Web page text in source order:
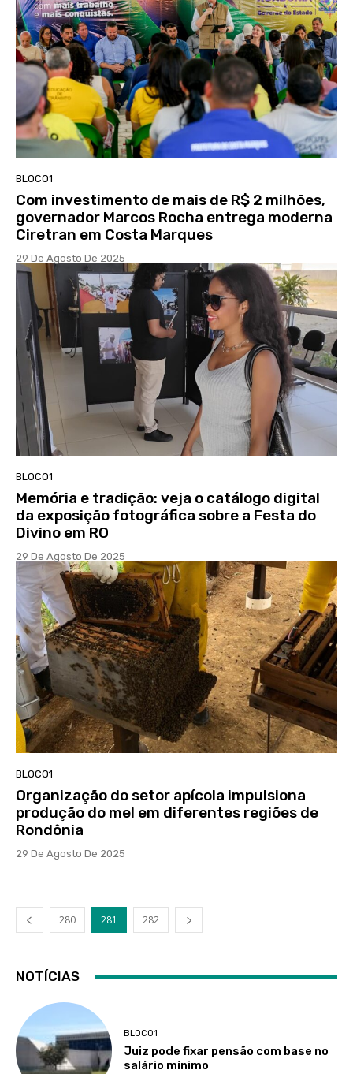
BLOCO1
Com investimento de mais de R$ 2 milhões,
governador Marcos Rocha entrega moderna
Ciretran em Costa Marques
29 De Agosto De 2025
BLOCO1
Memória e tradição: veja o catálogo digital
da exposição fotográfica sobre a Festa do
Divino em RO
29 De Agosto De 2025
BLOCO1
Organização do setor apícola impulsiona
produção do mel em diferentes regiões de
Rondônia
29 De Agosto De 2025
280 281 282
NOTÍCIAS
BLOCO1
Juiz pode fixar pensão com base no
salário mínimo